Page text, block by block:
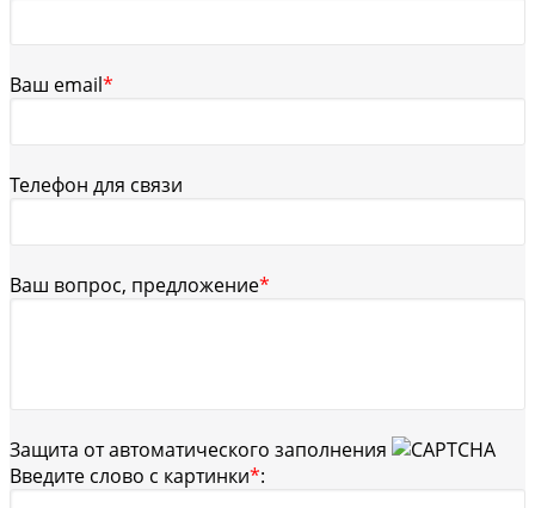
Ваш email*
Телефон для связи
Ваш вопрос, предложение*
Защита от автоматического заполнения
Введите слово с картинки*: